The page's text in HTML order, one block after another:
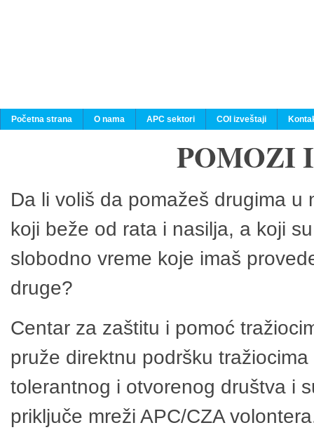
Početna strana O nama APC sektori COI izveštaji
POMOZI
Da li voliš da pomažeš drugima
koji beže od rata i nasilja, a koji
slobodno vreme koje imaš
druge?
Centar za zaštitu i pomoć
pruže direktnu podršku
tolerantnog i otvorenog društva i
priključe mreži APC/CZA